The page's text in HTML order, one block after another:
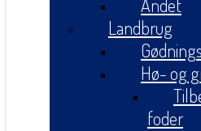
Andet
Landbrug
Hø- og
foder